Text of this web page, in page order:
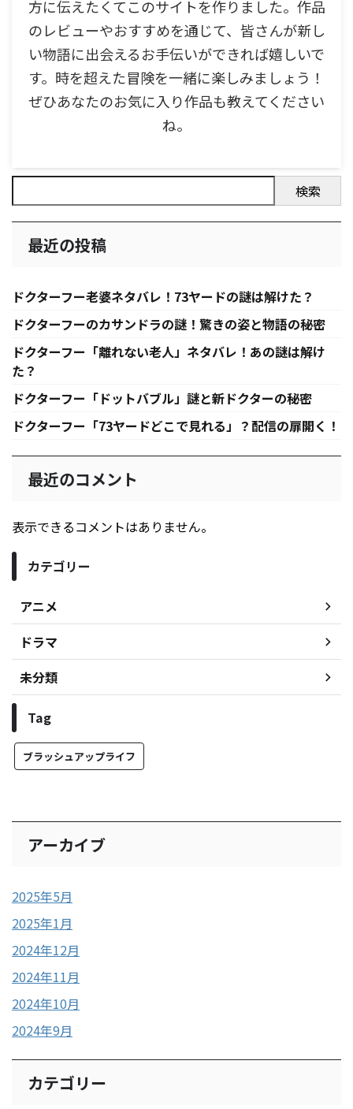
方に伝えたくてこのサイトを作りました。作品
のレビューやおすすめを通じて、皆さんが新し
い物語に出会えるお手伝いができれば嬉しいで
す。時を超えた冒険を一緒に楽しみましょう！
ぜひあなたのお気に入り作品も教えてください
ね。
検索
最近の投稿
ドクターフー老婆ネタバレ！73ヤードの謎は解けた？
ドクターフーのカサンドラの謎！驚きの姿と物語の秘密
ドクターフー「離れない老人」ネタバレ！あの謎は解け
た？
ドクターフー「ドットバブル」謎と新ドクターの秘密
ドクターフー「73ヤードどこで見れる」？配信の扉開く！
最近のコメント
表示できるコメントはありません。
カテゴリー
アニメ
ドラマ
未分類
Tag
ブラッシュアップライフ
アーカイブ
2025年5月
2025年1月
2024年12月
2024年11月
2024年10月
2024年9月
カテゴリー